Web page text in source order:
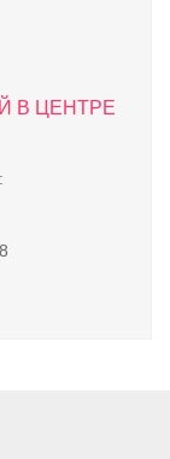
В ЦЕНТРЕ